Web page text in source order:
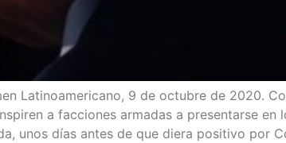
Lati­no­ame­ri­cano, 9 de octu­bre de 2020.
a fac­cio­nes arma­das a pre­sen­tar­se
unos días antes de que die­ra posi­ti­vo por